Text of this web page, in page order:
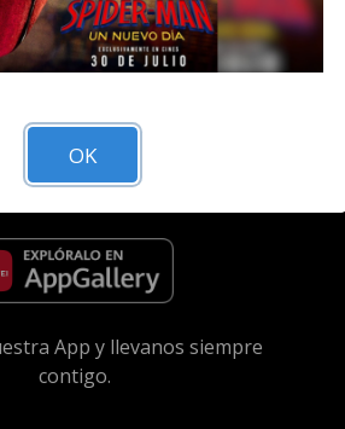
App y llevanos siempre
contigo.
OK